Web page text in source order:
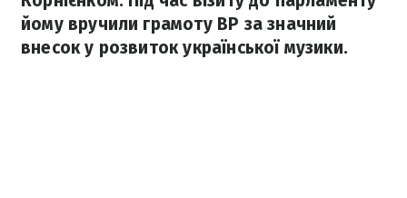
йому вручили грамоту ВР за значний
внесок у розвиток української музики.